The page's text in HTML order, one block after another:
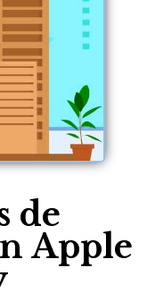
de
Apple